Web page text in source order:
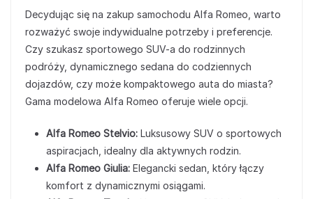
Decydując się na zakup samochodu Alfa Romeo, warto
rozważyć swoje indywidualne potrzeby i preferencje.
Czy szukasz sportowego SUV-a do rodzinnych
podróży, dynamicznego sedana do codziennych
dojazdów, czy może kompaktowego auta do miasta?
Gama modelowa Alfa Romeo oferuje wiele opcji.
Alfa Romeo Stelvio: Luksusowy SUV o sportowych
aspiracjach, idealny dla aktywnych rodzin.
Alfa Romeo Giulia: Elegancki sedan, który łączy
komfort z dynamicznymi osiągami.